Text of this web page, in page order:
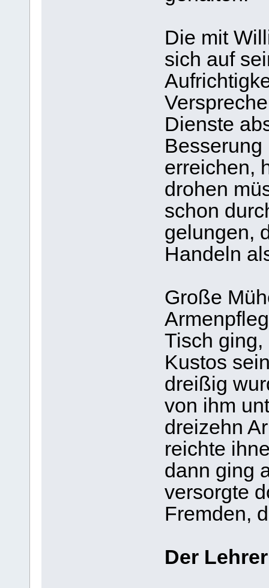
Die mit
sich auf
Dienste
erreichen,
drohen
schon
gelungen,
Handeln
Große
Tisch
Kustos
dreißig
von ihm
dreizehn
reichte
dann ging
versorgte
Fremden,
Der Lehrer